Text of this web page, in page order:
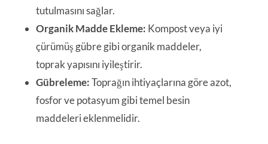
tutulmasını sağlar.
Organik Madde Ekleme: Kompost veya iyi
çürümüş gübre gibi organik maddeler,
toprak yapısını iyileştirir.
Gübreleme:Toprağın ihtiyaçlarına göre azot,
fosfor ve potasyum gibi temel besin
maddeleri eklenmelidir.